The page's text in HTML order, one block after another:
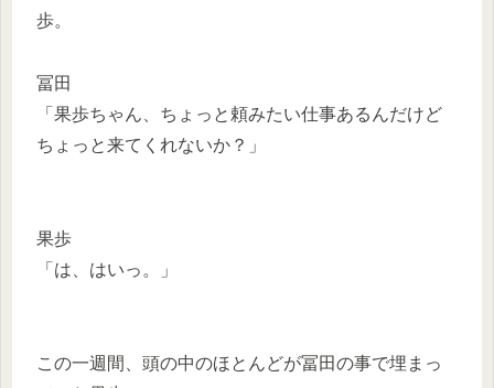
歩。
冨田
「果歩ちゃん、ちょっと頼みたい仕事あるんだけど
ちょっと来てくれないか？」
果歩
「は、はいっ。」
この一週間、頭の中のほとんどが冨田の事で埋まっ